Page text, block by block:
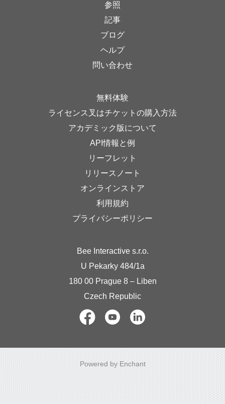
参照
記事
ブログ
ヘルプ
問い合わせ
無料体験
ライセンス叉はチケットの購入方法
アカデミック版について
API情報と例
リーフレット
リリースノート
オンラインストア
利用規約
プライバシーポリシー
Bee Interactive s.r.o.
U Pekarky 484/1a
180 00 Prague 8 – Liben
Czech Republic
Powered by Enchant